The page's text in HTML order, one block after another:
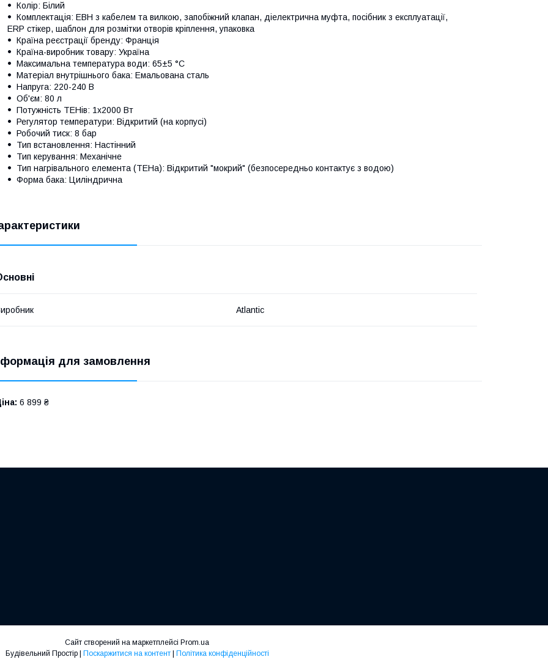
Колір: Білий
Комплектація: ЕВН з кабелем та вилкою, запобіжний клапан, діелектрична муфта, посібник з експлуатації,
ERP стікер, шаблон для розмітки отворів кріплення, упаковка
Країна реєстрації бренду: Франція
Країна-виробник товару: Україна
Максимальна температура води: 65±5 °C
Матеріал внутрішнього бака: Емальована сталь
Напруга: 220-240 В
Об'єм: 80 л
Потужність ТЕНів: 1х2000 Вт
Регулятор температури: Відкритий (на корпусі)
Робочий тиск: 8 бар
Тип встановлення: Настінний
Тип керування: Механічне
Тип нагрівального елемента (ТЕНа): Відкритий "мокрий" (безпосередньо контактує з водою)
Форма бака: Циліндрична
Atlantic
для замовлення
6 899 ₴
Сайт створений на маркетплейсі Prom.ua
Поскаржитися на контент Політика конфіденційності